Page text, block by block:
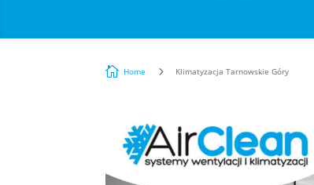
 Home 5 Klimatyzacja Tarnowskie Góry